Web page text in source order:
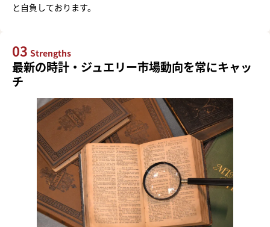
と自負しております。
03 Strengths
最新の時計・ジュエリー市場動向を常にキャッ
チ